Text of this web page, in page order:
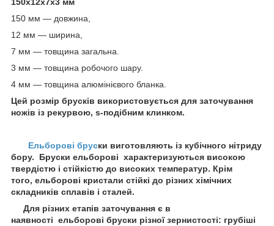
150х12х7х3 мм
150 мм — довжина,
12 мм — ширина,
7 мм — товщина загальна.
3 мм — товщина робочого шару.
4 мм — товщина алюмінієвого бланка.
Цей розмір брусків використовується для заточування
ножів із рекурвою, s-подібним клинком.
Ельборові бруски виготовляють із кубічного нітриду
бору. Бруски ельборові характеризуються високою
твердістю і стійкістю до високих температур. Крім
того, ельборові кристали стійкі до різних хімічних
складників сплавів і сталей.
Для різних етапів заточування є в
наявності ельборові бруски різної зернистості: грубіші